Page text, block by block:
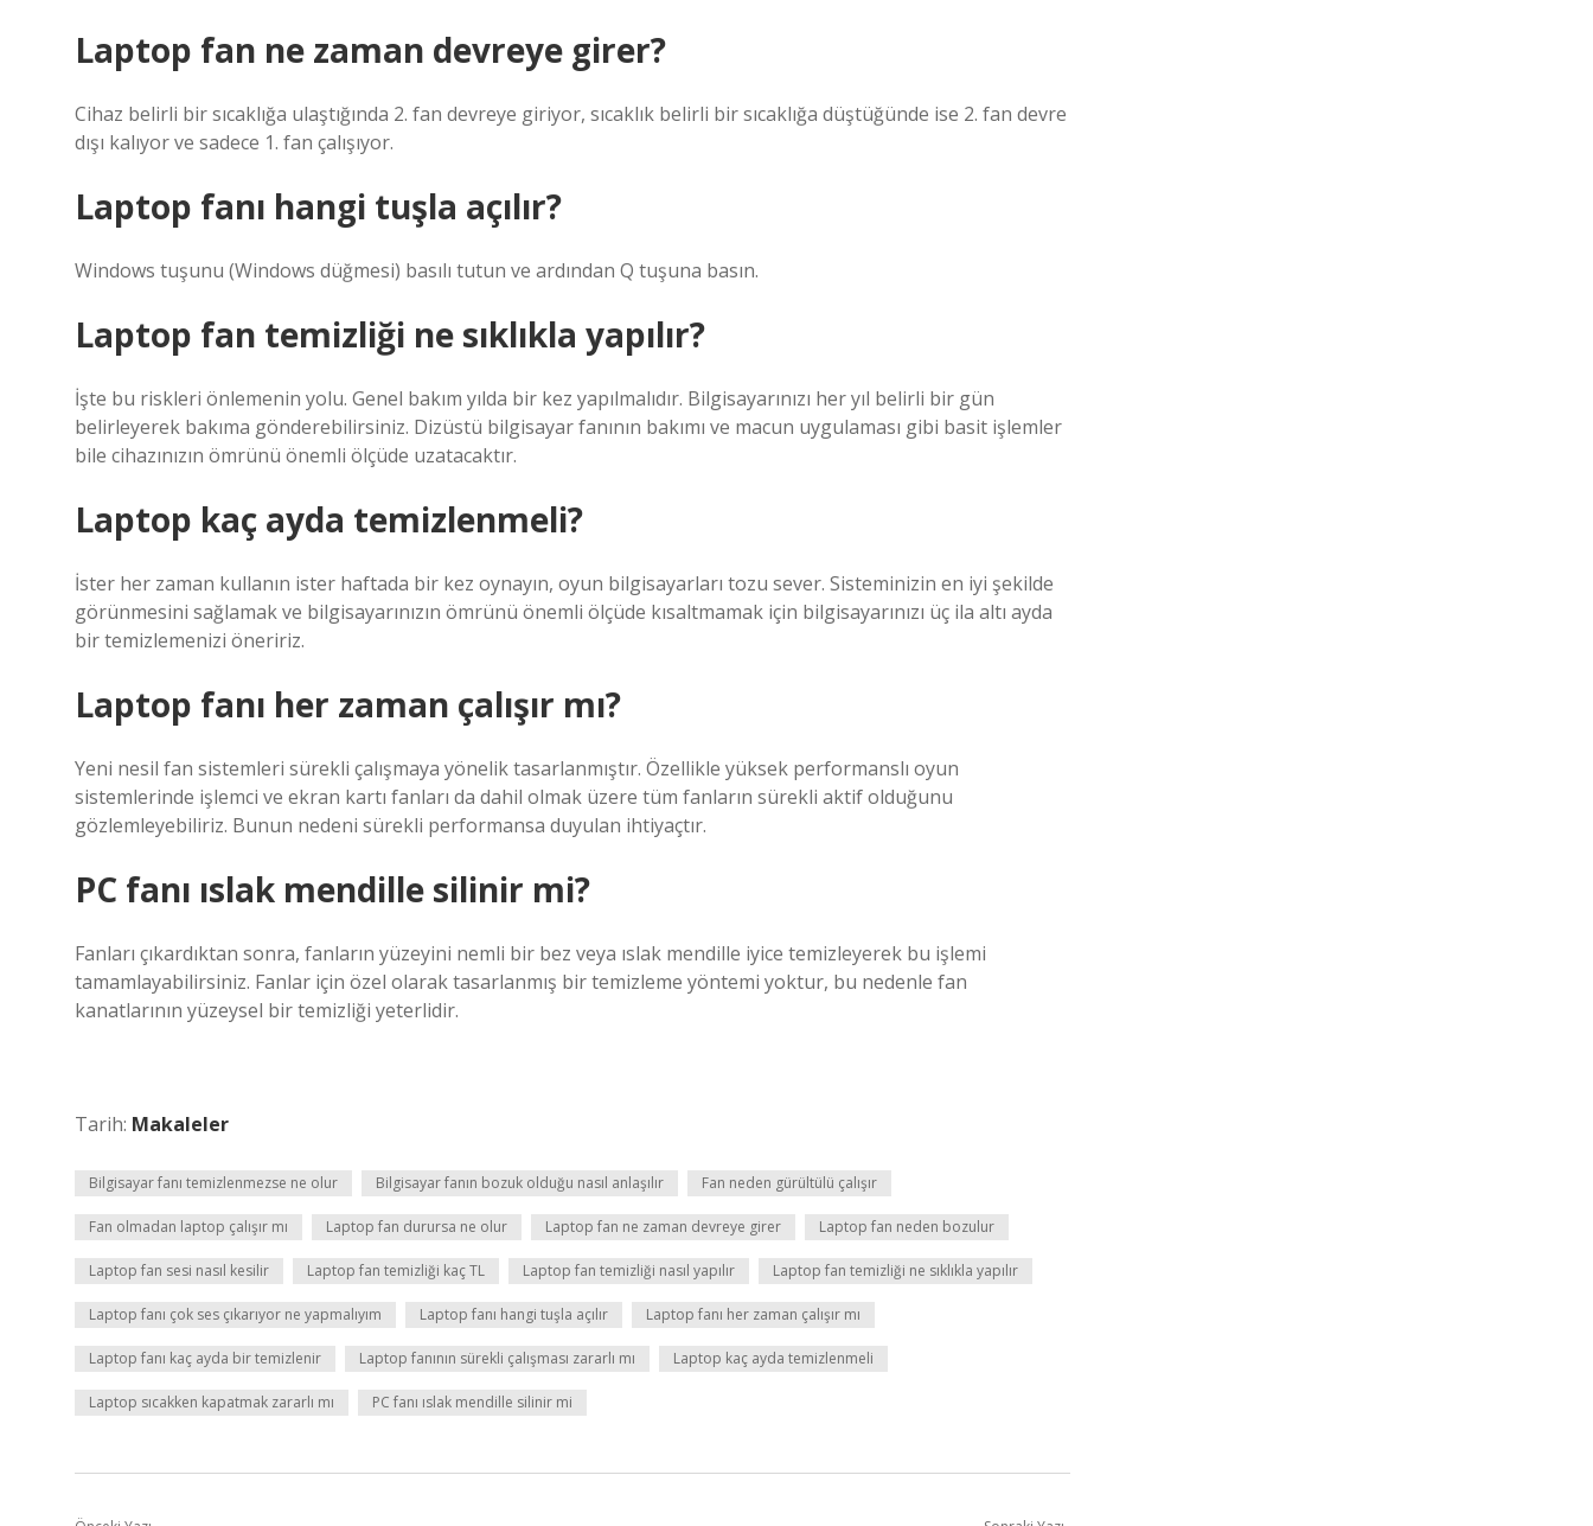
Laptop fan ne zaman devreye girer?
Cihaz belirli bir sıcaklığa ulaştığında 2. fan devreye giriyor, sıcaklık belirli bir sıcaklığa düştüğünde ise 2. fan devre
dışı kalıyor ve sadece 1. fan çalışıyor.
Laptop fanı hangi tuşla açılır?
Windows tuşunu (Windows düğmesi) basılı tutun ve ardından Q tuşuna basın.
Laptop fan temizliği ne sıklıkla yapılır?
İşte bu riskleri önlemenin yolu. Genel bakım yılda bir kez yapılmalıdır. Bilgisayarınızı her yıl belirli bir gün
belirleyerek bakıma gönderebilirsiniz. Dizüstü bilgisayar fanının bakımı ve macun uygulaması gibi basit işlemler
bile cihazınızın ömrünü önemli ölçüde uzatacaktır.
Laptop kaç ayda temizlenmeli?
İster her zaman kullanın ister haftada bir kez oynayın, oyun bilgisayarları tozu sever. Sisteminizin en iyi şekilde
görünmesini sağlamak ve bilgisayarınızın ömrünü önemli ölçüde kısaltmamak için bilgisayarınızı üç ila altı ayda
bir temizlemenizi öneririz.
Laptop fanı her zaman çalışır mı?
Yeni nesil fan sistemleri sürekli çalışmaya yönelik tasarlanmıştır. Özellikle yüksek performanslı oyun
sistemlerinde işlemci ve ekran kartı fanları da dahil olmak üzere tüm fanların sürekli aktif olduğunu
gözlemleyebiliriz. Bunun nedeni sürekli performansa duyulan ihtiyaçtır.
PC fanı ıslak mendille silinir mi?
Fanları çıkardıktan sonra, fanların yüzeyini nemli bir bez veya ıslak mendille iyice temizleyerek bu işlemi
tamamlayabilirsiniz. Fanlar için özel olarak tasarlanmış bir temizleme yöntemi yoktur, bu nedenle fan
kanatlarının yüzeysel bir temizliği yeterlidir.
Tarih: Makaleler
Bilgisayar fanı temizlenmezse ne olur Bilgisayar fanın bozuk olduğu nasıl anlaşılır Fan neden gürültülü çalışır
Fan olmadan laptop çalışır mı Laptop fan durursa ne olur Laptop fan ne zaman devreye girer Laptop fan neden bozulur
Laptop fan sesi nasıl kesilir Laptop fan temizliği kaç TL Laptop fan temizliği nasıl yapılır Laptop fan temizliği ne sıklıkla yapılır
Laptop fanı çok ses çıkarıyor ne yapmalıyım Laptop fanı hangi tuşla açılır Laptop fanı her zaman çalışır mı
Laptop fanı kaç ayda bir temizlenir Laptop fanının sürekli çalışması zararlı mı Laptop kaç ayda temizlenmeli
Laptop sıcakken kapatmak zararlı mı PC fanı ıslak mendille silinir mi